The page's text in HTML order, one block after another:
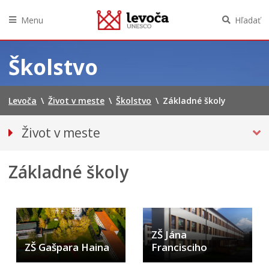
obsah
Menu Hľadať
Školstvo
Levoča \ Život v meste \ Školstvo \ Základné školy
Život v meste
Doprava
Kultúra
ŠKOLSTVO
Zariadenie starostlivosti o deti do troch rokov veku
dieťaťa
Základné školy
ZŠ Gašpara Haina
ZŠ Jána
Francisciho